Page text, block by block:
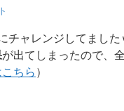
チャレンジしてました
が出てしまったので、
ちら ）